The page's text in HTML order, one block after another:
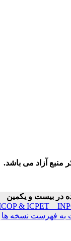
منبع آزاد می باشد.
در بیست و یکمین
ICOP & ICPET _
فهرست نسخه ها